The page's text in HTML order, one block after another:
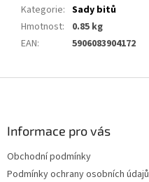
Kategorie: Sady bitů
Hmotnost:
0.85 kg
EAN: 5906083904172
Informace pro vás
Obchodní podmínky
Podmínky ochrany osobních údajů